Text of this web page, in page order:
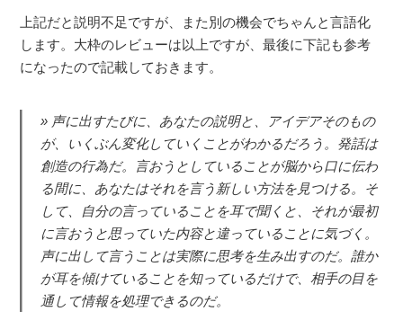
上記だと説明不足ですが、また別の機会でちゃんと言語化
します。大枠のレビューは以上ですが、最後に下記も参考
になったので記載しておきます。
声に出すたびに、あなたの説明と、アイデアそのもの
が、いくぶん変化していくことがわかるだろう。発話は
創造の行為だ。言おうとしていることが脳から口に伝わ
る間に、あなたはそれを言う新しい方法を見つける。そ
して、自分の言っていることを耳で聞くと、それが最初
に言おうと思っていた内容と違っていることに気づく。
声に出して言うことは実際に思考を生み出すのだ。誰か
が耳を傾けていることを知っているだけで、相手の目を
通して情報を処理できるのだ。